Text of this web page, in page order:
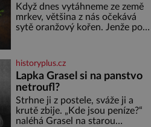
zemi, kde sbírá zbytky semínek
Jeho domovinou je prakticky
celá Austrálie s výjimkou
pobřežní oblasti.
začíná fialovou barvou
Když dnes vytáhneme ze země
mrkev, většina z nás očekává
sytě oranžový kořen. Jenže po
oranžová. Je fialová, žlutá, bílá,
někdy dokonce téměř černá. Až
díky stovkám let pečlivého
šlechtění se z ní stává zelenina,
bez které si českou zahradu ani
nedokážeme představit. Její
příběh je
historyplus.cz
Lapka Grasel si na panstvo
netroufl?
Strhne ji z postele, sváže ji a
krutě zbije. „Kde jsou peníze?“
naléhá Grasel na starou